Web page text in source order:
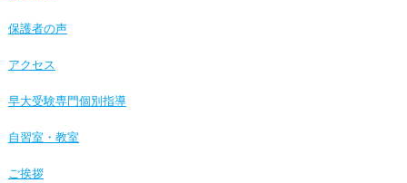
保護者の声
アクセス
早大受験専門個別指導
自習室・教室
ご挨拶